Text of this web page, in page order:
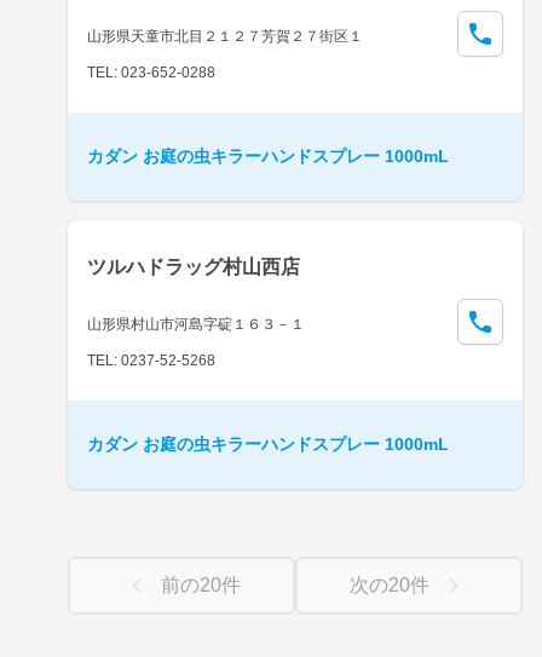
山形県天童市北目２１２７芳賀２７街区１
TEL: 023-652-0288
カダン お庭の虫キラーハンドスプレー 1000mL
ツルハドラッグ村山西店
山形県村山市河島字碇１６３－１
TEL: 0237-52-5268
カダン お庭の虫キラーハンドスプレー 1000mL
前の20件 次の20件